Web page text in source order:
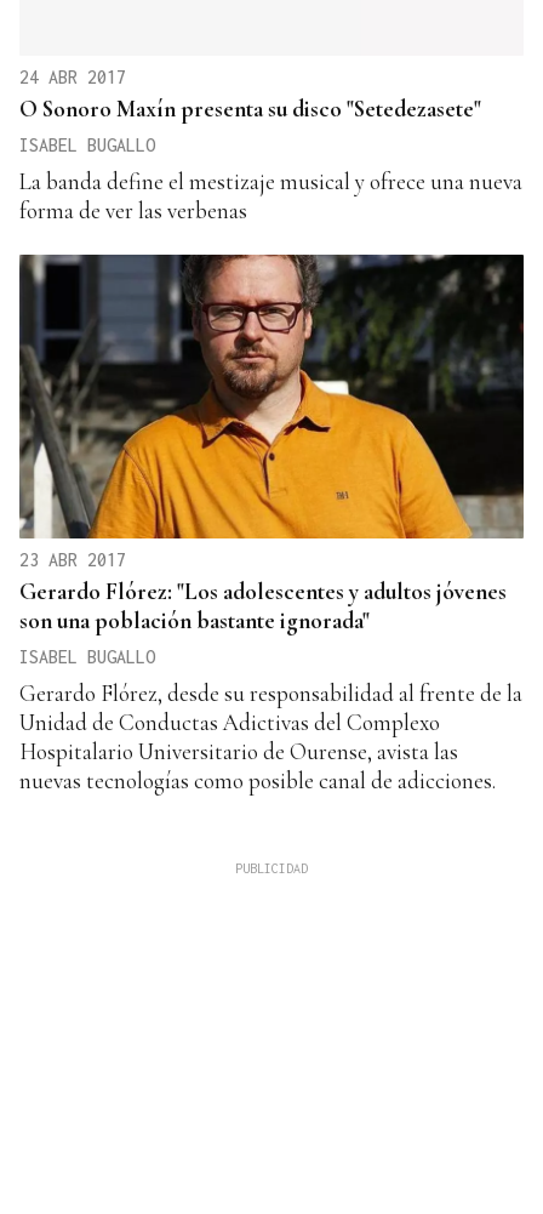
24 ABR 2017
O Sonoro Maxín presenta su disco "Setedezasete"
ISABEL BUGALLO
La banda define el mestizaje musical y ofrece una nueva
forma de ver las verbenas
23 ABR 2017
Gerardo Flórez: "Los adolescentes y adultos jóvenes
son una población bastante ignorada"
ISABEL BUGALLO
Gerardo Flórez, desde su responsabilidad al frente de la
Unidad de Conductas Adictivas del Complexo
Hospitalario Universitario de Ourense, avista las
nuevas tecnologías como posible canal de adicciones.